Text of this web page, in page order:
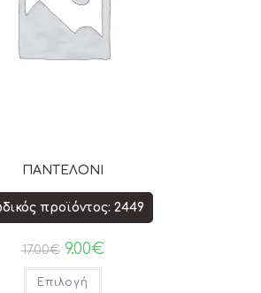
ΠΑΝΤΕΛΟΝΙ
προϊόντος: 2449
17.00€ 9.00€
Επιλογή